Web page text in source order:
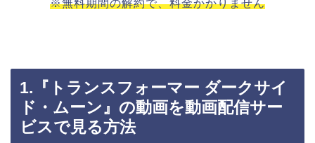
※無料期間の解約で、料金かかりません
1.『トランスフォーマー ダークサイ
ド・ムーン』の動画を動画配信サー
ビスで見る方法